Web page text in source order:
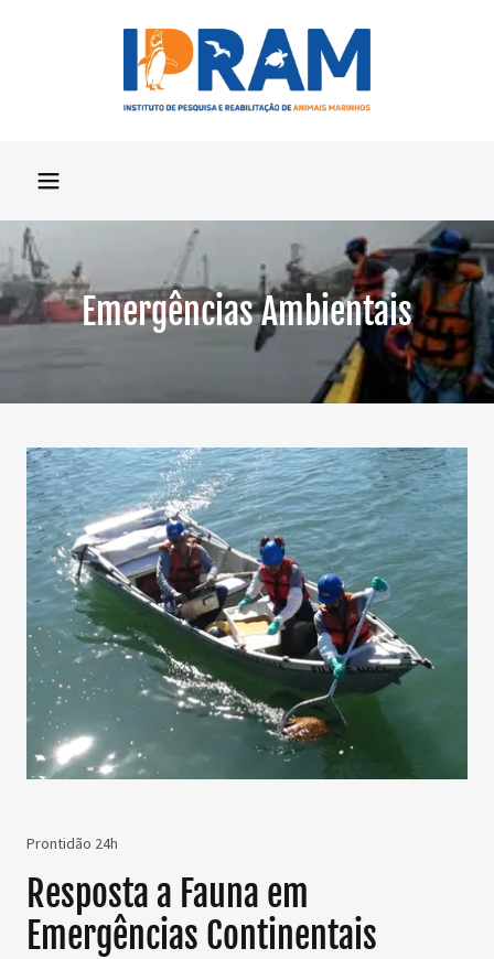
Emergências Ambientais
Prontidão 24h
Resposta a Fauna em
Emergências Continentais